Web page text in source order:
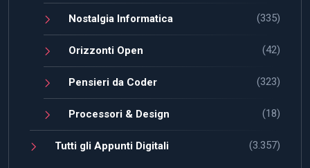
Nostalgia Informatica (335)
Orizzonti Open (42)
Pensieri da Coder (323)
Processori & Design (18)
Tutti gli Appunti Digitali (3.357)